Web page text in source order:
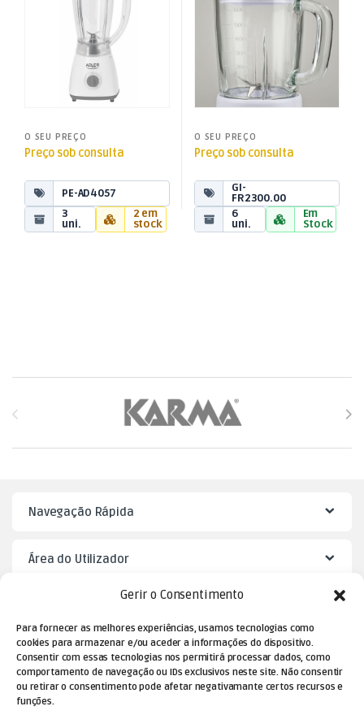
Gerir o Consentimento
Para fornecer as melhores experiências, usamos tecnologias como
cookies para armazenar e/ou aceder a informações do dispositivo.
Consentir com essas tecnologias nos permitirá processar dados, como
comportamento de navegação ou IDs exclusivos neste site. Não consentir
ou retirar o consentimento pode afetar negativamante certos recursos e
funções.
O SEU PREÇO
Preço sob consulta
PE-AD4057
3
uni.
2 em
stock
O SEU PREÇO
Preço sob consulta
GI-
FR2300.00
6
uni.
Em
Stock
Brands Carousel
Navegação Rápida
Área do Utilizador